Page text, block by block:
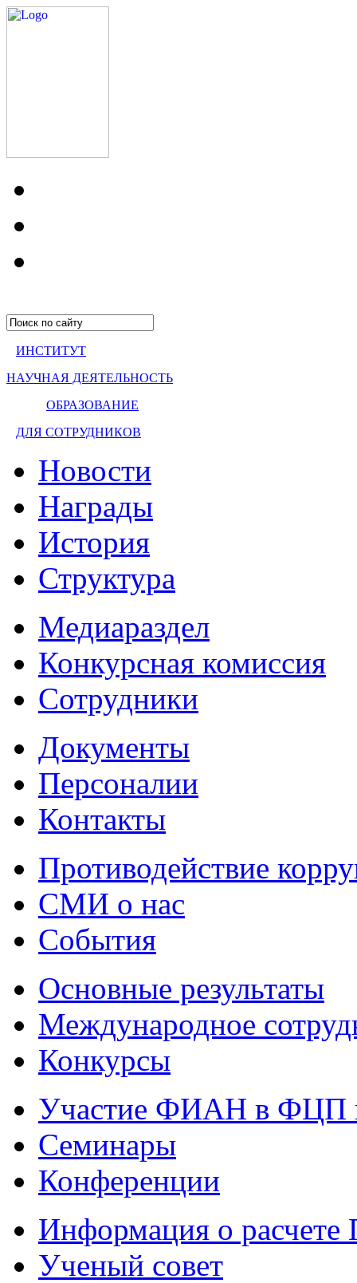
ИНСТИТУТ
НАУЧНАЯ ДЕЯТЕЛЬНОСТЬ
ОБРАЗОВАНИЕ
ДЛЯ СОТРУДНИКОВ
Новости
Награды
История
Структура
Медиараздел
Конкурсная комиссия
Сотрудники
Документы
Персоналии
Контакты
Противодействие
СМИ о нас
События
Основные результаты
Международное
Конкурсы
Участие ФИАН в ФЦП
Семинары
Конференции
Информация о
Ученый совет